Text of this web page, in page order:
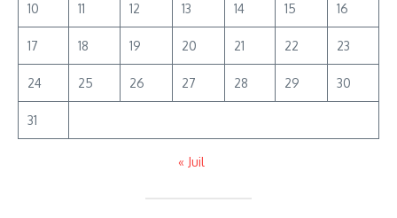
10 11 12 13 14 15 16
17 18 19 20 21 22 23
24 25 26 27 28 29 30
31
« Juil